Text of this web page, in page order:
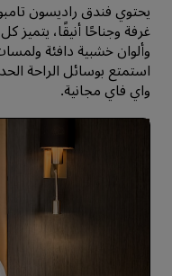
غرفة وجناحًا أنيقًا، يتميز
وألوان خشبية دافئة
استمتع بوسائل الراحة
واي فاي مجانية.